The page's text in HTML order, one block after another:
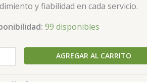
y fiabilidad en cada servicio.
99 disponibles
AGREGAR AL CARRITO